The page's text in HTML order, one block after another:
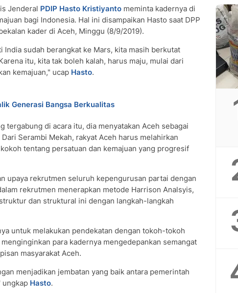
Jenderal PDIP Hasto Kristiyanto meminta kadernya di
bagi Indonesia. Hal ini disampaikan Hasto saat DPP
kader di Aceh, Minggu (8/9/2019).
India sudah berangkat ke Mars, kita masih berkutat
itu, kita tak boleh kalah, harus maju, mulai dari
kemajuan," ucap Hasto.
Generasi Bangsa Berkualitas
tergabung di acara itu, dia menyatakan Aceh sebagai
Serambi Mekah, rakyat Aceh harus melahirkan
tentang persatuan dan kemajuan yang progresif
upaya rekrutmen seluruh kepengurusan partai dengan
rekrutmen menerapkan metode Harrison Analsyis,
dan struktural ini dengan langkah-langkah
untuk melakukan pendekatan dengan tokoh-tokoh
para kadernya mengedepankan semangat
masyarakat Aceh.
menjadikan jembatan yang baik antara pemerintah
ungkap Hasto.